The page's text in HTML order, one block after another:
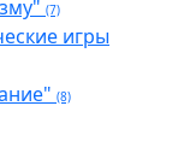
(7)
игры
(8)